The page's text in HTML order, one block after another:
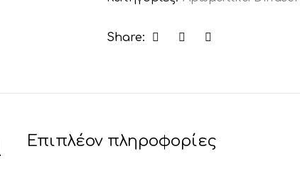
Share:
Επιπλέον πληροφορίες